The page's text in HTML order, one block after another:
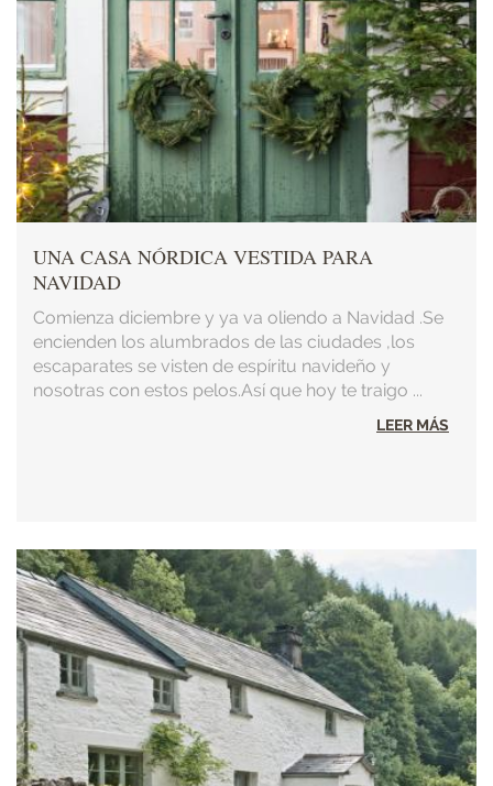
UNA CASA NÓRDICA VESTIDA PARA
NAVIDAD
Comienza diciembre y ya va oliendo a Navidad .Se
encienden los alumbrados de las ciudades ,los
escaparates se visten de espíritu navideño y
nosotras con estos pelos.Así que hoy te traigo ...
LEER MÁS